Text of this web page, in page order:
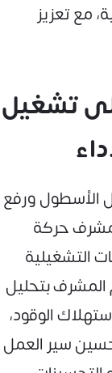
مع تعزيز
تشغيل
الأسطول ورفع
حركة
التشغيلية
المشرف بتحليل
الوقود،
سير العمل